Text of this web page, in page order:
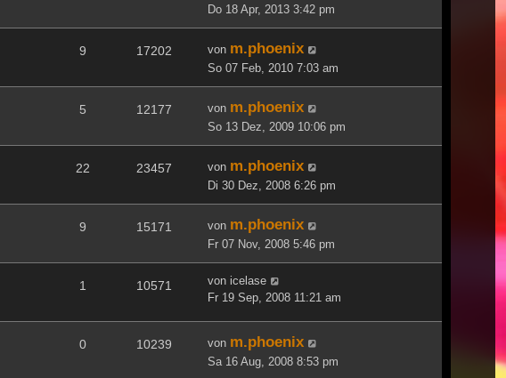
Do 18 Apr, 2013 3:42 pm
9 17202 von m.phoenix
So 07 Feb, 2010 7:03 am
5 12177 von m.phoenix
So 13 Dez, 2009 10:06 pm
22 23457 von m.phoenix
Di 30 Dez, 2008 6:26 pm
9 15171 von m.phoenix
Fr 07 Nov, 2008 5:46 pm
1 10571 von icelase
Fr 19 Sep, 2008 11:21 am
0 10239 von m.phoenix
Sa 16 Aug, 2008 8:53 pm